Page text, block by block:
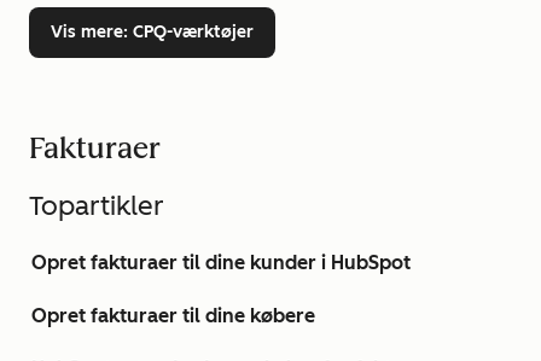
Vis mere: CPQ-værktøjer
Fakturaer
Topartikler
Opret fakturaer til dine kunder i HubSpot
Opret fakturaer til dine købere